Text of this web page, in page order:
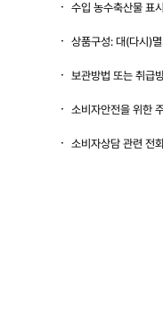
수입 농수축산물 표
상품구성: 대(다시)
보관방법 또는 취급
소비자안전을 위한
소비자상담 관련